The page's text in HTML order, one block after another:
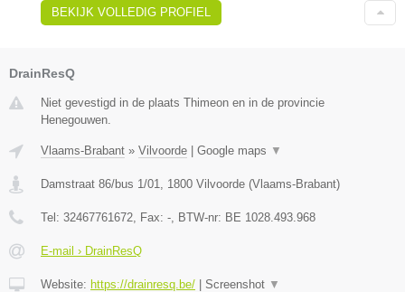
BEKIJK VOLLEDIG PROFIEL
DrainResQ
Niet gevestigd in de plaats Thimeon en in de provincie
Henegouwen.
Vlaams-Brabant » Vilvoorde | Google maps ▼
Damstraat 86/bus 1/01 1800 Vilvoorde (Vlaams-Brabant)
Tel: 32467761672 , Fax: - , BTW-nr: BE 1028.493.968
E-mail › DrainResQ
Website: https://drainresq.be/ | Screenshot ▼